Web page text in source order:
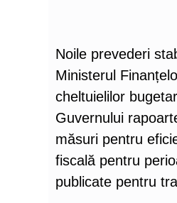
Noile prevederi
Ministerul
cheltuielilor
Guvernului
măsuri pentru
fiscală pentru
publicate pentru